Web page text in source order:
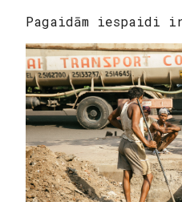
Pagaidām iespaidi